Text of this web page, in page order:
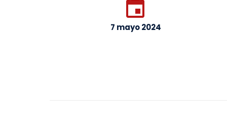


7 mayo 2024